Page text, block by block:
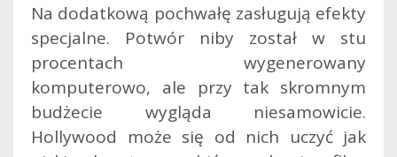
Na dodatkową pochwałę zasługują efekty
specjalne. Potwór niby został w stu
procentach wygenerowany
komputerowo, ale przy tak skromnym
budżecie wygląda niesamowicie.
Hollywood może się od nich uczyć jak